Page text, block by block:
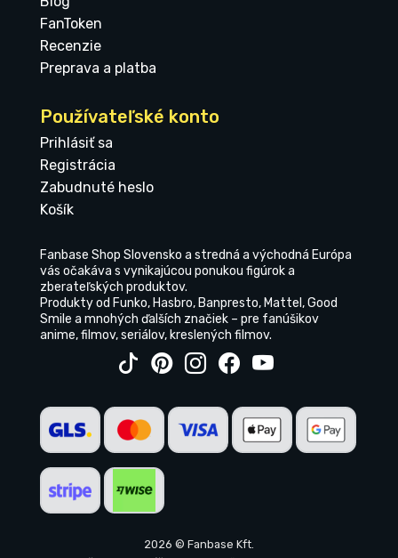
FanToken
Recenzie
Preprava a platba
Používateľské konto
Prihlásiť sa
Registrácia
Zabudnuté heslo
Košík
Fanbase Shop Slovensko a stredná a východná Európa
vás očakáva s vynikajúcou ponukou figúrok a
zberateľských produktov.
Produkty od Funko, Hasbro, Banpresto, Mattel, Good
Smile a mnohých ďalších značiek – pre fanúšikov
anime, filmov, seriálov, kreslených filmov.
2026 © Fanbase Kft.